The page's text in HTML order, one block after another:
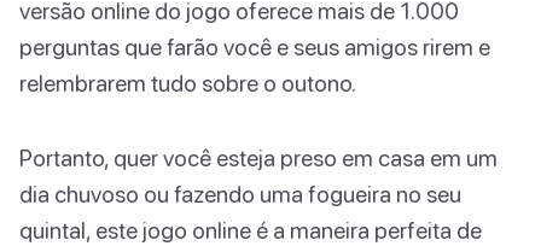
versão online do jogo oferece mais de 1.000
perguntas que farão você e seus amigos rirem e
relembrarem tudo sobre o outono.
Portanto, quer você esteja preso em casa em um
dia chuvoso ou fazendo uma fogueira no seu
quintal, este jogo online é a maneira perfeita de